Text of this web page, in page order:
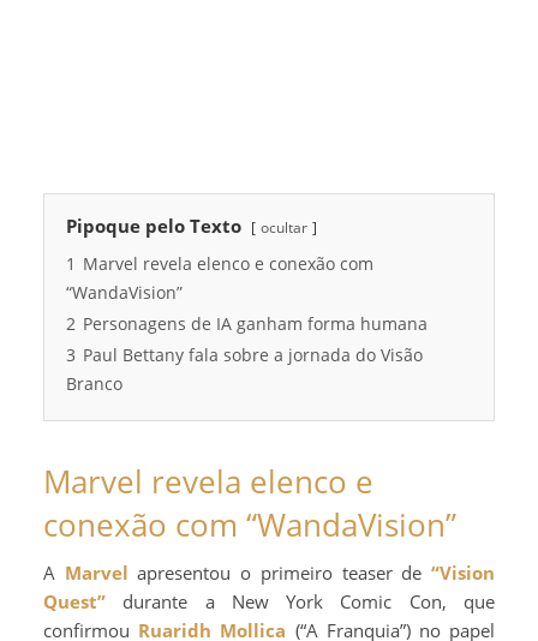
Pipoque pelo Texto ocultar
1 Marvel revela elenco e conexão com
“WandaVision”
2 Personagens de IA ganham forma humana
3 Paul Bettany fala sobre a jornada do Visão
Branco
Marvel revela elenco e
conexão com “WandaVision”
Marvel apresentou o primeiro teaser de“Vision
Quest” durante a New York Comic Con, que
confirmou Ruaridh Mollica (“A Franquia”) no papel